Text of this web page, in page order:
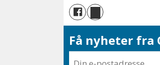
Få nyheter fra